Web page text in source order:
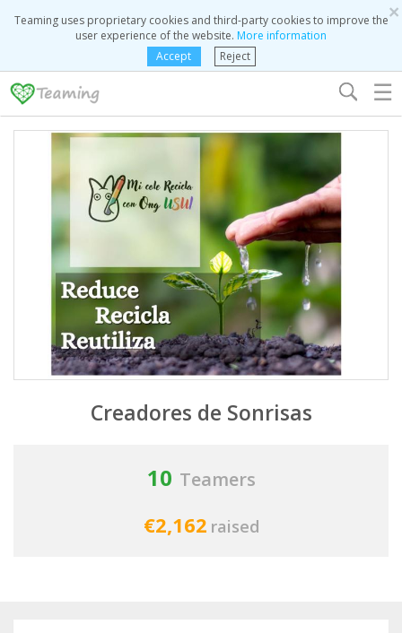
×
Teaming uses proprietary cookies and third-party cookies to improve the
user experience of the website. More information
Accept
Reject
☰
Creadores de Sonrisas
10 Teamers
€2,162 raised